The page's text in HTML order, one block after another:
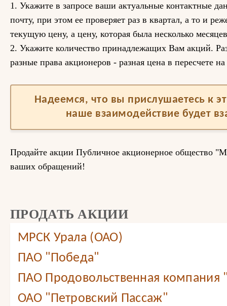
1. Укажите в запросе ваши актуальные контактные
почту, при этом ее проверяет раз в квартал, а то и
текущую цену, а цену, которая была несколько
2. Укажите количество принадлежащих Вам акций.
разные права акционеров - разная цена в пересчете
Надеемся, что вы прислушаетесь к
наше взаимодействие будет
Продайте акции Публичное акционерное общество
ваших обращений!
ПРОДАТЬ АКЦИИ
МРСК Урала (ОАО)
ПАО "Победа"
ПАО Продовольственная
ОАО "Петровский Пассаж"